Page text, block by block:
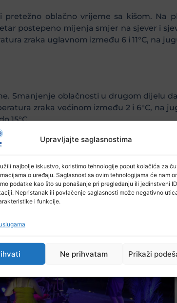
Upravljajte saglasnostima
najbolje iskustvo, koristimo tehnologije poput kolačića za
o uređaju. Saglasnost sa ovim tehnologijama će nam
podatke kao što su ponašanje pri pregledanju ili jedinstveni
Nepristanak ili povlačenje saglasnosti može negativno
i funkcije.
Ne prihvatam Prikaži
pretežno oblačno vrijeme sa kišom. Na
postepeno mijenja smjer na sjever i
zraka uglavnom između 6 i 11°C, na
Smanjenje oblačnosti u drugom dijelu
zraka većinom između 2 i 6°C, na
15°C.